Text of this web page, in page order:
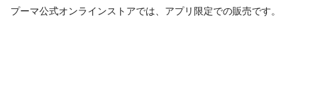
プーマ公式オンラインストアでは、アプリ限定での販売です。